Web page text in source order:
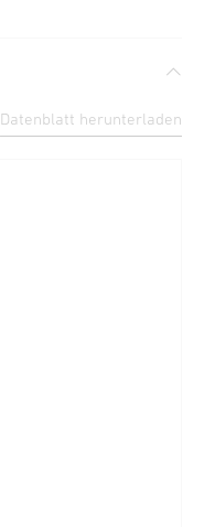
Datenblatt herunterladen